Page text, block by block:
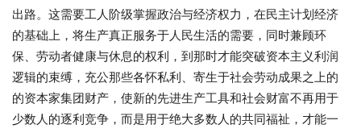
出路。这需要工人阶级掌握政治与经济权力，在民主计划经济
的基础上，将生产真正服务于人民生活的需要，同时兼顾环
保、劳动者健康与休息的权利，到那时才能突破资本主义利润
逻辑的束缚，充公那些各怀私利、寄生于社会劳动成果之上的
的资本家集团财产，使新的先进生产工具和社会财富不再用于
少数人的逐利竞争，而是用于绝大多数人的共同福祉，才能一